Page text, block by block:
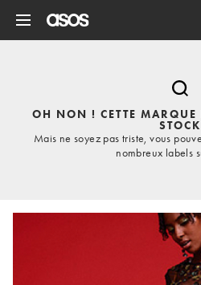
OH NON ! CETTE MARQUE
STOCK
Mais ne soyez pas triste, vous
nombreux labels